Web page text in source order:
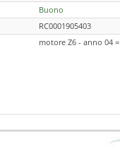
Buono
RC0001905403
motore Z6 - anno 04 =